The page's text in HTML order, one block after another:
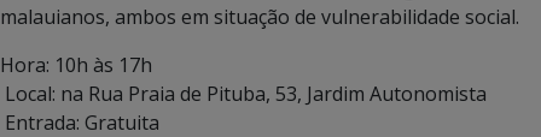
malauianos, ambos em situação de vulnerabilidade social.
Hora: 10h às 17h
Local: na Rua Praia de Pituba, 53, Jardim Autonomista
Entrada: Gratuita